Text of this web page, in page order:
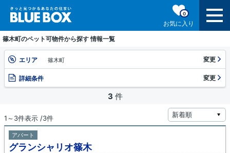
お気に入り
0
篠木町のペット可物件から探す 情報一覧
エリア 篠木町 変更
詳細条件 変更
3 件
1～3件表示 /3件
アパート
グランシャリオ篠木